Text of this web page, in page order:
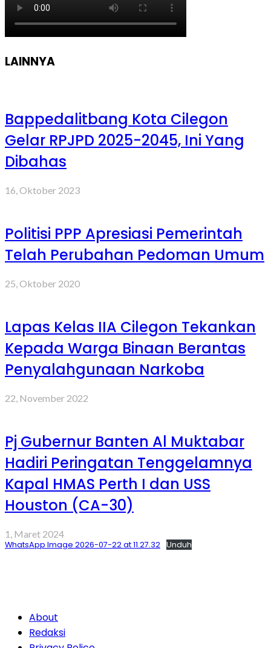
LAINNYA
Bappedalitbang Kota Cilegon
Gelar RPJPD 2025-2045, Ini Yang
Dibahas
16, Oktober 2023
Politisi PPP Apresiasi Pemerintah
Telah Perubahan Pedoman Umum
25, Oktober 2020
Lapas Kelas IIA Cilegon Tekankan
Kepada Warga Binaan Berantas
Penyalahgunaan Narkoba
22, November 2022
Pj Gubernur Banten Al Muktabar
Hadiri Peringatan Tenggelamnya
Kapal HMAS Perth I dan USS
Houston (CA-30)
1, Maret 2024
WhatsApp Image 2026-07-22 at 11.27.32 Unduh
About
Redaksi